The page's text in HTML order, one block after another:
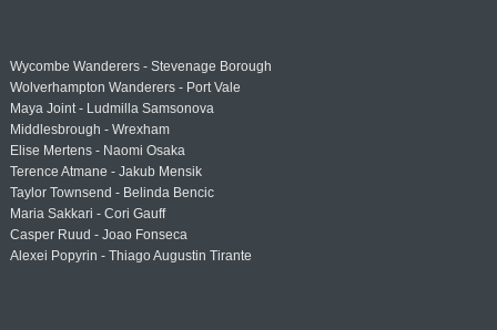
Wycombe Wanderers - Stevenage Borough
Wolverhampton Wanderers - Port Vale
Maya Joint - Ludmilla Samsonova
Middlesbrough - Wrexham
Elise Mertens - Naomi Osaka
Terence Atmane - Jakub Mensik
Taylor Townsend - Belinda Bencic
Maria Sakkari - Cori Gauff
Casper Ruud - Joao Fonseca
Alexei Popyrin - Thiago Augustin Tirante